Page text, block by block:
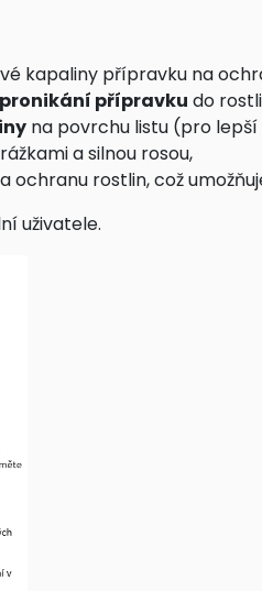
kapaliny přípravku na
přípravku do
na povrchu listu (pro
a silnou rosou,
ochranu rostlin, což
uživatele.